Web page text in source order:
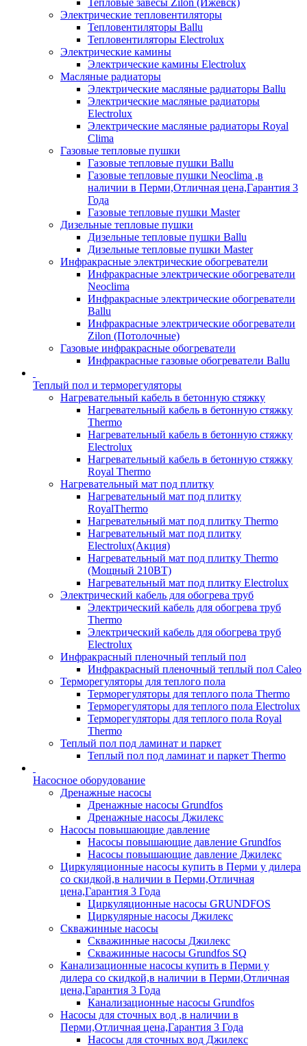
Тепловые завесы Zilon (Ижевск)
Электрические тепловентиляторы
Тепловентиляторы Ballu
Тепловентиляторы Electrolux
Электрические камины
Электрические камины Electrolux
Масляные радиаторы
Электрические масляные радиаторы Ballu
Электрические масляные радиаторы
Electrolux
Электрические масляные радиаторы Royal
Clima
Газовые тепловые пушки
Газовые тепловые пушки Ballu
Газовые тепловые пушки Neoclima ,в
наличии в Перми,Отличная цена,Гарантия 3
Года
Газовые тепловые пушки Master
Дизельные тепловые пушки
Дизельные тепловые пушки Ballu
Дизельные тепловые пушки Master
Инфракрасные электрические обогреватели
Инфракрасные электрические обогреватели
Neoclima
Инфракрасные электрические обогреватели
Ballu
Инфракрасные электрические обогреватели
Zilon (Потолочные)
Газовые инфракрасные обогреватели
Инфракрасные газовые обогреватели Ballu
Теплый пол и терморегуляторы
Нагревательный кабель в бетонную стяжку
Нагревательный кабель в бетонную стяжку
Thermo
Нагревательный кабель в бетонную стяжку
Electrolux
Нагревательный кабель в бетонную стяжку
Royal Thermo
Нагревательный мат под плитку
Нагревательный мат под плитку
RoyalThermo
Нагревательный мат под плитку Thermo
Нагревательный мат под плитку
Electrolux(Акция)
Нагревательный мат под плитку Thermo
(Мощный 210ВТ)
Нагревательный мат под плитку Electrolux
Электрический кабель для обогрева труб
Электрический кабель для обогрева труб
Thermo
Электрический кабель для обогрева труб
Electrolux
Инфракрасный пленочный теплый пол
Инфракрасный пленочный теплый пол Caleo
Терморегуляторы для теплого пола
Терморегуляторы для теплого пола Thermo
Терморегуляторы для теплого пола Electrolux
Терморегуляторы для теплого пола Royal
Thermo
Теплый пол под ламинат и паркет
Теплый пол под ламинат и паркет Thermo
Насосное оборудование
Дренажные насосы
Дренажные насосы Grundfos
Дренажные насосы Джилекс
Насосы повышающие давление
Насосы повышающие давление Grundfos
Насосы повышающие давление Джилекс
Циркуляционные насосы купить в Перми у дилера
со скидкой,в наличии в Перми,Отличная
цена,Гарантия 3 Года
Циркуляционные насосы GRUNDFOS
Циркулярные насосы Джилекс
Скважинные насосы
Скважинные насосы Джилекс
Скважинные насосы Grundfos SQ
Канализационные насосы купить в Перми у
дилера со скидкой,в наличии в Перми,Отличная
цена,Гарантия 3 Года
Канализационные насосы Grundfos
Насосы для сточных вод ,в наличии в
Перми,Отличная цена,Гарантия 3 Года
Насосы для сточных вод Джилекс